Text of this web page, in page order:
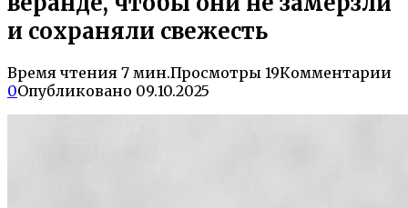
и сохраняли свежесть
Время чтения 7 мин.Просмотры 19Комментарии
0Опубликовано 09.10.2025